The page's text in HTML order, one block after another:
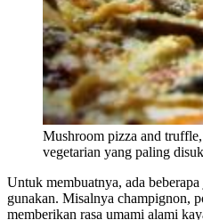
Mushroom pizza and
vegetarian yang paling
Untuk membuatnya, ada
gunakan. Misalnya champignon,
memberikan rasa umami alami